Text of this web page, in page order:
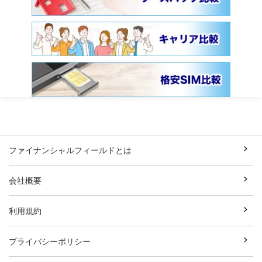
ファイナンシャルフィールドとは
会社概要
利用規約
プライバシーポリシー